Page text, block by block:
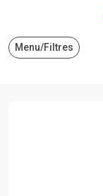
Menu/Filtres